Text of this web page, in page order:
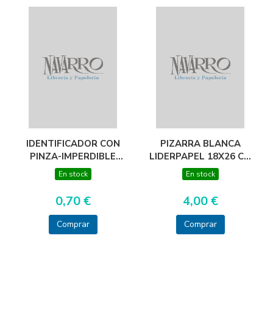
IDENTIFICADOR CON
PINZA-IMPERDIBLE
57X91
En stock
0,70 €
Comprar
PIZARRA BLANCA
LIDERPAPEL 18X26 CM
CON ROTULADOR Y
BORRADOR
En stock
4,00 €
Comprar